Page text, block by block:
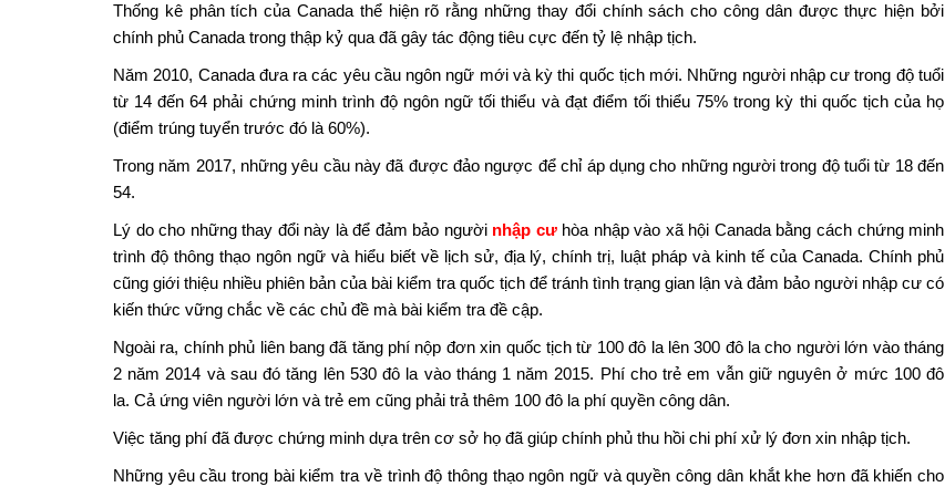
Thống kê phân tích của Canada thể hiện rõ rằng những thay đổi chính sách cho công dân được thực hiện bởi
chính phủ Canada trong thập kỷ qua đã gây tác động tiêu cực đến tỷ lệ nhập tịch.
Năm 2010, Canada đưa ra các yêu cầu ngôn ngữ mới và kỳ thi quốc tịch mới. Những người nhập cư trong độ tuổi
từ 14 đến 64 phải chứng minh trình độ ngôn ngữ tối thiểu và đạt điểm tối thiểu 75% trong kỳ thi quốc tịch của họ
(điểm trúng tuyển trước đó là 60%).
Trong năm 2017, những yêu cầu này đã được đảo ngược để chỉ áp dụng cho những người trong độ tuổi từ 18 đến
54.
Lý do cho những thay đổi này là để đảm bảo người nhập cưhòa nhập vào xã hội Canada bằng cách chứng minh
trình độ thông thạo ngôn ngữ và hiểu biết về lịch sử, địa lý, chính trị, luật pháp và kinh tế của Canada. Chính phủ
cũng giới thiệu nhiều phiên bản của bài kiểm tra quốc tịch để tránh tình trạng gian lận và đảm bảo người nhập cư có
kiến ​​thức vững chắc về các chủ đề mà bài kiểm tra đề cập.
Ngoài ra, chính phủ liên bang đã tăng phí nộp đơn xin quốc tịch từ 100 đô la lên 300 đô la cho người lớn vào tháng
2 năm 2014 và sau đó tăng lên 530 đô la vào tháng 1 năm 2015. Phí cho trẻ em vẫn giữ nguyên ở mức 100 đô
la. Cả ứng viên người lớn và trẻ em cũng phải trả thêm 100 đô la phí quyền công dân.
Việc tăng phí đã được chứng minh dựa trên cơ sở họ đã giúp chính phủ thu hồi chi phí xử lý đơn xin nhập tịch.
Những yêu cầu trong bài kiểm tra về trình độ thông thạo ngôn ngữ và quyền công dân khắt khe hơn đã khiến cho